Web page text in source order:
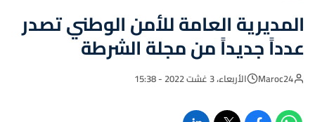
المديرية العامة للأمن الوطني تصدر
عدداً جديداً من مجلة الشرطة
Maroc24 الأربعاء، 3 غشت 2022 - 15:38